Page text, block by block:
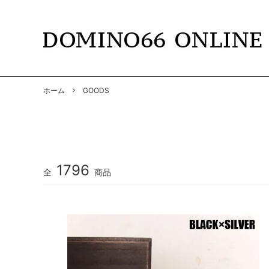
ホーム GOODS
全 1796 商品